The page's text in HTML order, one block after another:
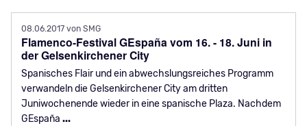
08.06.2017von SMG
Flamenco-Festival GEspaña vom 16. - 18. Juni in
der Gelsenkirchener City
Spanisches Flair und ein abwechslungsreiches Programm
verwandeln die Gelsenkirchener City am dritten
Juniwochenende wieder in eine spanische Plaza. Nachdem
GEspaña ...